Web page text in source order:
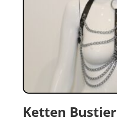
Ketten Bustier